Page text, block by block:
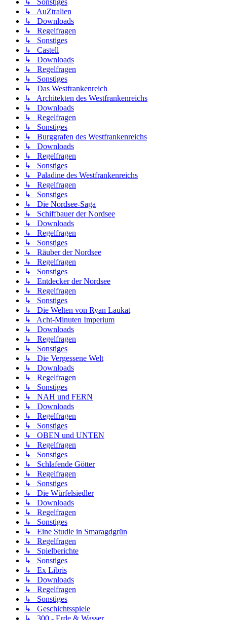
↳ Sonstiges
↳ AuZtralien
↳ Downloads
↳ Regelfragen
↳ Sonstiges
↳ Castell
↳ Downloads
↳ Regelfragen
↳ Sonstiges
↳ Das Westfrankenreich
↳ Architekten des Westfrankenreichs
↳ Downloads
↳ Regelfragen
↳ Sonstiges
↳ Burggrafen des Westfrankenreichs
↳ Downloads
↳ Regelfragen
↳ Sonstiges
↳ Paladine des Westfrankenreichs
↳ Regelfragen
↳ Sonstiges
↳ Die Nordsee-Saga
↳ Schiffbauer der Nordsee
↳ Downloads
↳ Regelfragen
↳ Sonstiges
↳ Räuber der Nordsee
↳ Regelfragen
↳ Sonstiges
↳ Entdecker der Nordsee
↳ Regelfragen
↳ Sonstiges
↳ Die Welten von Ryan Laukat
↳ Acht-Minuten Imperium
↳ Downloads
↳ Regelfragen
↳ Sonstiges
↳ Die Vergessene Welt
↳ Downloads
↳ Regelfragen
↳ Sonstiges
↳ NAH und FERN
↳ Downloads
↳ Regelfragen
↳ Sonstiges
↳ OBEN und UNTEN
↳ Regelfragen
↳ Sonstiges
↳ Schlafende Götter
↳ Regelfragen
↳ Sonstiges
↳ Die Würfelsiedler
↳ Downloads
↳ Regelfragen
↳ Sonstiges
↳ Eine Studie in Smaragdgrün
↳ Regelfragen
↳ Spielberichte
↳ Sonstiges
↳ Ex Libris
↳ Downloads
↳ Regelfragen
↳ Sonstiges
↳ Geschichtsspiele